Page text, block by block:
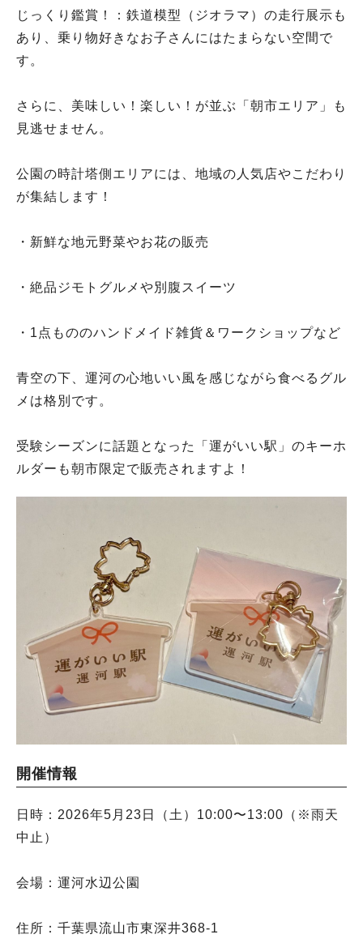
じっくり鑑賞！：鉄道模型（ジオラマ）の走行展示も
あり、乗り物好きなお子さんにはたまらない空間で
す。
さらに、美味しい！楽しい！が並ぶ「朝市エリア」も
見逃せません。
公園の時計塔側エリアには、地域の人気店やこだわり
が集結します！
・新鮮な地元野菜やお花の販売
・絶品ジモトグルメや別腹スイーツ
・1点もののハンドメイド雑貨＆ワークショップなど
青空の下、運河の心地いい風を感じながら食べるグル
メは格別です。
受験シーズンに話題となった「運がいい駅」のキーホ
ルダーも朝市限定で販売されますよ！
開催情報
日時：2026年5月23日（土）10:00〜13:00（※雨天
中止）
会場：運河水辺公園
住所：千葉県流山市東深井368-1